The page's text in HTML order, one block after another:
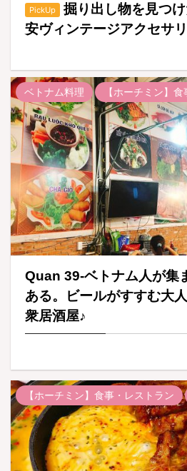
PickUp
掘り出し物を見つ
安ヴィンテージアクセサ
ベトナム料理 【ホーチミン】
Quan 39-ベトナム人が集
ある。ビールがすすむ大
衆居酒屋♪
【ホーチミン】食事・レストラン